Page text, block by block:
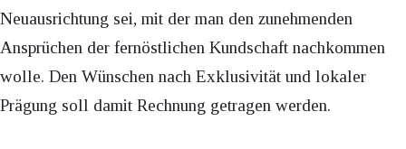
Neuausrichtung sei, mit der man den zunehmenden
Ansprüchen der fernöstlichen Kundschaft nachkommen
wolle. Den Wünschen nach Exklusivität und lokaler
Prägung soll damit Rechnung getragen werden.